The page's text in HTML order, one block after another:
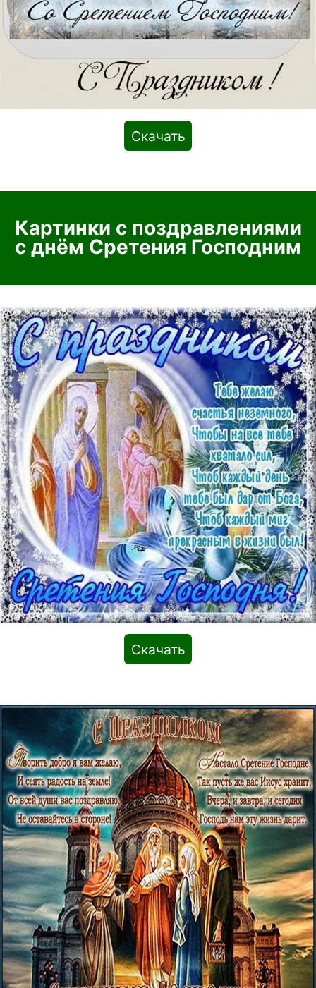
Скачать
Картинки с поздравлениями
с днём Сретения Господним
Скачать